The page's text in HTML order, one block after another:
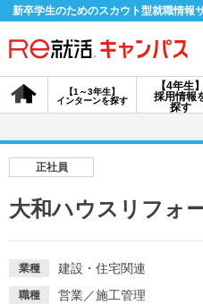
新卒学生のためのスカウト型就職情報
【4年生】
採用情報
探す
【1～3年生】
インターンを探す
会員登録
採用情報を探す
正社員
大和ハウスリフォ
業種 建設・住宅関連
職種 営業／施工管理